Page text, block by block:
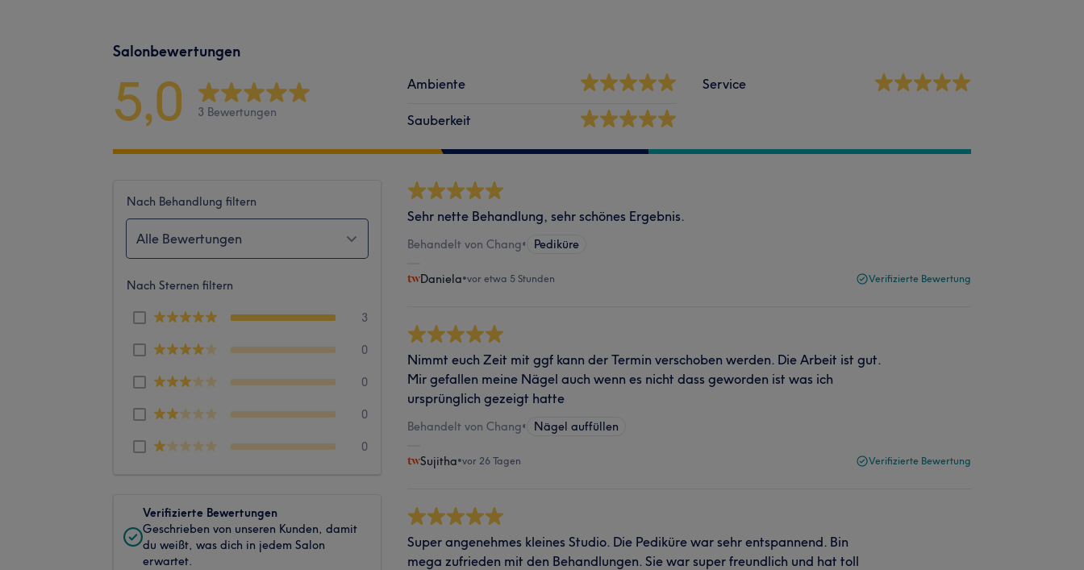
Salonbewertungen
5,0 3 Bewertungen
Ambiente
Sauberkeit
Service
Nach Behandlung filtern
Alle Bewertungen
Nach Sternen filtern
3
0
0
0
0
Verifizierte Bewertungen
Geschrieben von unseren Kunden, damit
du weißt, was dich in jedem Salon
erwartet.
Sehr nette Behandlung, sehr schönes Ergebnis.
Behandelt von Chang• Pediküre
Daniela•vor etwa 5 Stunden Verifizierte Bewertung
Nimmt euch Zeit mit ggf kann der Termin verschoben werden. Die Arbeit ist gut.
Mir gefallen meine Nägel auch wenn es nicht dass geworden ist was ich
ursprünglich gezeigt hatte
Behandelt von Chang• Nägel auffüllen
Sujitha•vor 26 Tagen Verifizierte Bewertung
Super angenehmes kleines Studio. Die Pediküre war sehr entspannend. Bin
mega zufrieden mit den Behandlungen. Sie war super freundlich und hat toll